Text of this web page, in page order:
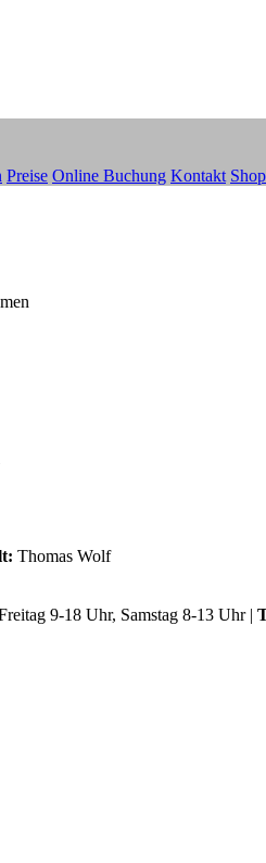
Preise Online Buchung Kontakt Shop
Thomas Wolf
9-18 Uhr, Samstag 8-13 Uhr |